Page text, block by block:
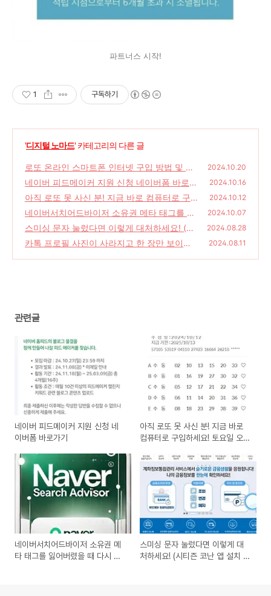
파트너스 시작!
1 구독하기
'디지털 노마드' 카테고리의 다른 글
로또 온라인 스마트폰 인터넷 구입 방법 및 이
번주 1142회 복권 당첨 번호 확인 복권 홈페이
지
(0)
2024.10.20
네이버 피드메이커 지원 신청 네이버폼 바로가
기
(0)
2024.10.16
아직 로또 못 사신 분! 지금 바로 컴퓨터로 구
입하세요! 토요일 오후 8시 복권 인터넷 구입
완료
(0)
2024.10.12
네이버서치어드바이저 소유권 메타 태그를 잃
어버렸을 때 다시 받는 방법
(0)
2024.10.07
스미싱 문자 눌렀다면 이렇게 대처하세요! (시
티즌 코난 앱 설치 및 계좌 정지 방법 포함)
2024.08.28
카톡 프로필 사진이 사라지고 한 장만 보이는
2024.08.11
관련글
네이버 피드메이커 지원 신청 네
이버폼 바로가기
아직 로또 못 사신 분! 지금 바로
컴퓨터로 구입하세요! 토요일 오후
네이버서치어드바이저 소유권 메
타 태그를 잃어버렸을 때 다시 받
스미싱 문자 눌렀다면 이렇게 대
처하세요! (시티즌 코난 앱 설치 및